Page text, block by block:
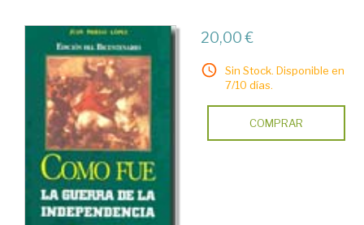
20,00 €
Sin Stock. Disponible en
7/10 días.
COMPRAR